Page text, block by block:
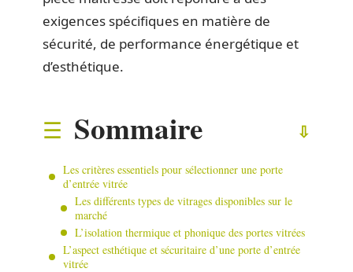
exigences spécifiques en matière de
sécurité, de performance énergétique et
d’esthétique.
Sommaire
Les critères essentiels pour sélectionner une porte
d’entrée vitrée
Les différents types de vitrages disponibles sur le
marché
L’isolation thermique et phonique des portes vitrées
L’aspect esthétique et sécuritaire d’une porte d’entrée
vitrée